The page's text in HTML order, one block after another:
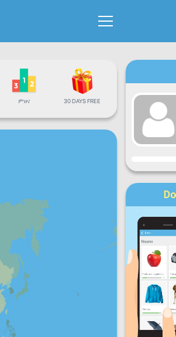
ምዘና 30 DAYS FREE
እለታዊ እድገት
ወርሀዊ እድገት